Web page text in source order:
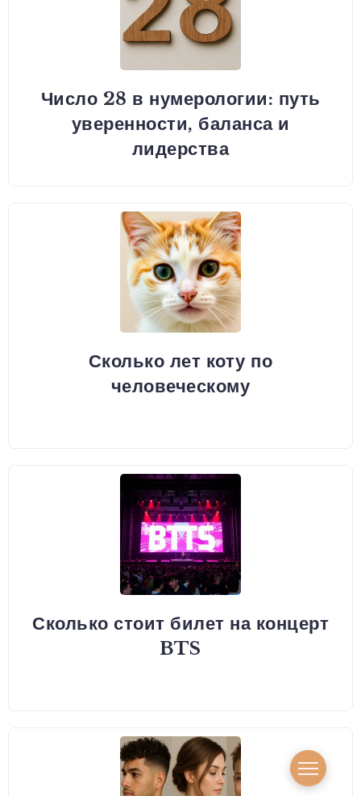
Число 28 в нумерологии: путь
уверенности, баланса и
лидерства
Сколько лет коту по
человеческому
Сколько стоит билет на концерт
BTS